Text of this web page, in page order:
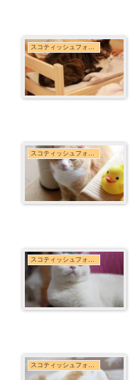
スコティッシュフォールド
スコティッシュフォールド